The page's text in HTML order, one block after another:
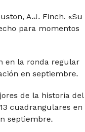
A.J. Finch. «Su
para momentos
en la ronda regular
en septiembre.
de la historia del
cuadrangulares en
septiembre.